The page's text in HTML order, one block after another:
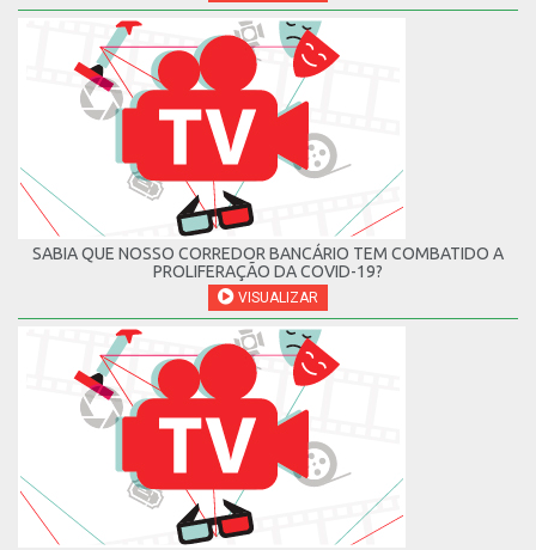
SABIA QUE NOSSO CORREDOR BANCÁRIO TEM COMBATIDO A
PROLIFERAÇÃO DA COVID-19?
VISUALIZAR